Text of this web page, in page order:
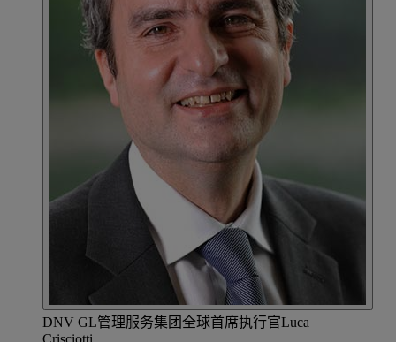
DNV GL管理服务集团全球首席执行官Luca